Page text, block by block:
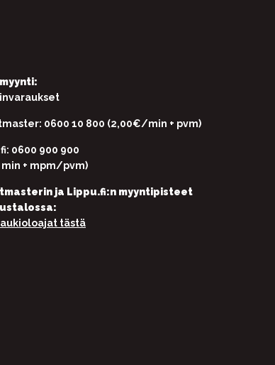
0600 10 800 (2,00€/min + pvm)
0600 900 900
+ mpm/pvm)
ja Lippu.fi:n myyntipisteet
aukioloajat tästä